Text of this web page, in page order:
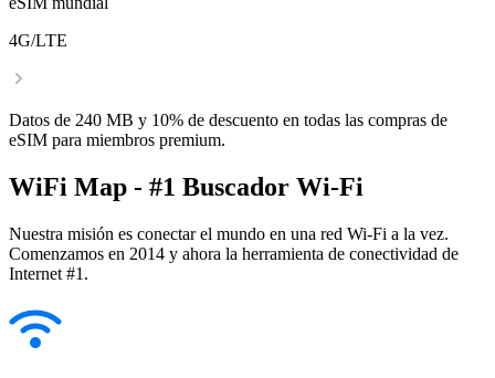
4G/LTE
Datos de 240 MB y 10% de descuento en todas las compras de
eSIM para miembros premium.
WiFi Map - #1 Buscador Wi-Fi
Nuestra misión es conectar el mundo en una red Wi-Fi a la vez.
Comenzamos en 2014 y ahora la herramienta de conectividad de
Internet #1.